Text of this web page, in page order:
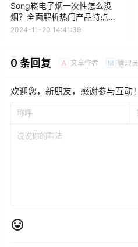
Song崧电子烟一次性怎么没
烟？全面解析热门产品特点及
使用小窍门
2024-11-20 14:41:39
0 条回复 A 文章作者 M 管理员
欢迎您，新朋友，感谢参与互动！